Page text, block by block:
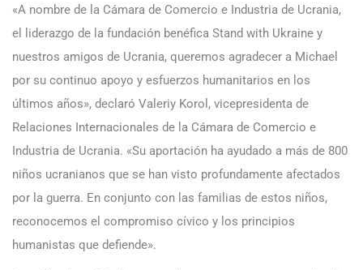
«A nombre de la Cámara de Comercio e Industria de Ucrania,
el liderazgo de la fundación benéfica Stand with Ukraine y
nuestros amigos de Ucrania, queremos agradecer a Michael
por su continuo apoyo y esfuerzos humanitarios en los
últimos años», declaró Valeriy Korol, vicepresidenta de
Relaciones Internacionales de la Cámara de Comercio e
Industria de Ucrania. «Su aportación ha ayudado a más de 800
niños ucranianos que se han visto profundamente afectados
por la guerra. En conjunto con las familias de estos niños,
reconocemos el compromiso cívico y los principios
humanistas que defiende».